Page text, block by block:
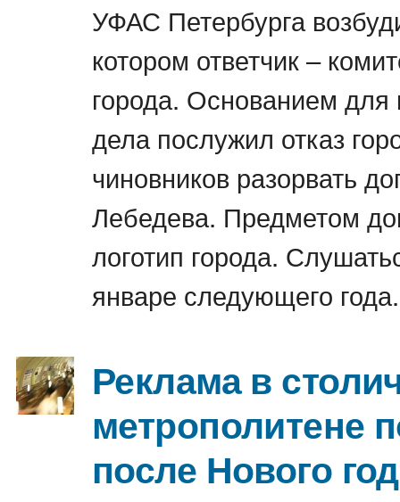
УФАС Петербурга
котором ответчик –
города. Основанием для
дела послужил отказ
чиновников разорвать
Лебедева. Предметом
логотип города.
январе следующего года.
Реклама в
метрополитене
после Нового